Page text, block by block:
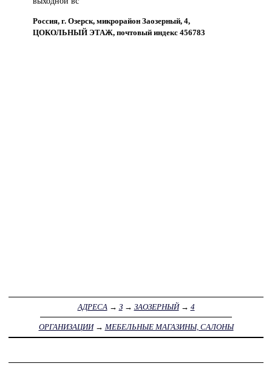
Россия, г. Озерск, микрорайон Заозерный, 4,
ЦОКОЛЬНЫЙ ЭТАЖ, почтовый индекс 456783
АДРЕСА→ З→ ЗАОЗЕРНЫЙ→ 4
ОРГАНИЗАЦИИ→ МЕБЕЛЬНЫЕ МАГАЗИНЫ, САЛОНЫ